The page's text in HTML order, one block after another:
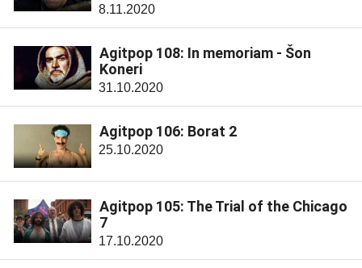
8.11.2020
Agitpop 108: In memoriam - Šon
Koneri
31.10.2020
Agitpop 106: Borat 2
25.10.2020
Agitpop 105: The Trial of the Chicago
7
17.10.2020